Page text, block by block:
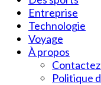
Entreprise
Technologie
Voyage
À propos
Politique